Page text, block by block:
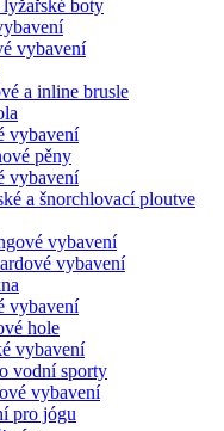
boty
vybavení
a inline brusle
vybavení
pěny
vybavení
a šnorchlovací ploutve
vybavení
vybavení
vybavení
hole
vybavení
vodní sporty
vybavení
pro jógu